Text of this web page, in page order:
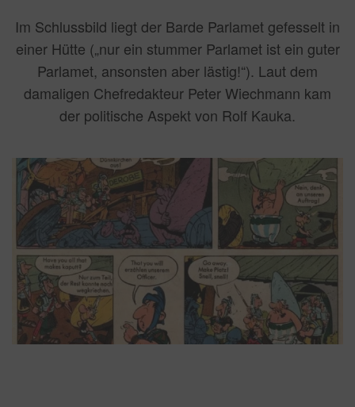
Im Schlussbild liegt der Barde Parlamet gefesselt in
einer Hütte („nur ein stummer Parlamet ist ein guter
Parlamet, ansonsten aber lästig!“). Laut dem
damaligen Chefredakteur Peter Wiechmann kam
der politische Aspekt von Rolf Kauka.